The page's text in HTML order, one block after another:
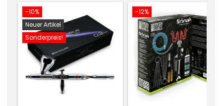
-10%
Neuer Artikel
Sonderpreis!
-12%